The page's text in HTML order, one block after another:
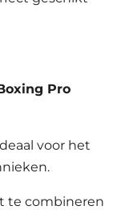
Pro
voor het
te combineren